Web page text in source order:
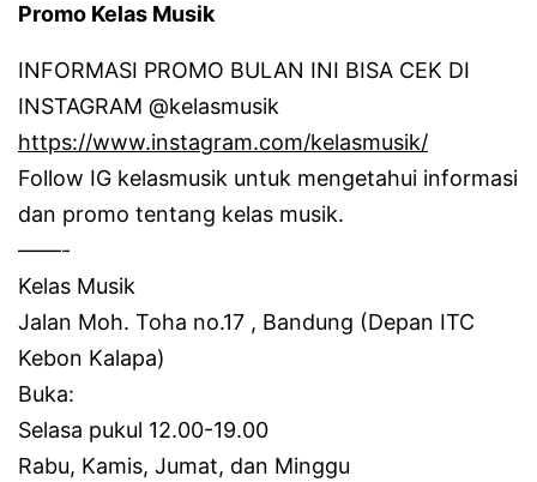
Promo Kelas Musik
INFORMASI PROMO BULAN INI BISA CEK DI
INSTAGRAM @kelasmusik
https://www.instagram.com/kelasmusik/
Follow IG kelasmusik untuk mengetahui informasi
dan promo tentang kelas musik.
——-
Kelas Musik
Jalan Moh. Toha no.17 , Bandung (Depan ITC
Kebon Kalapa)
Buka:
Selasa pukul 12.00-19.00
Rabu, Kamis, Jumat, dan Minggu